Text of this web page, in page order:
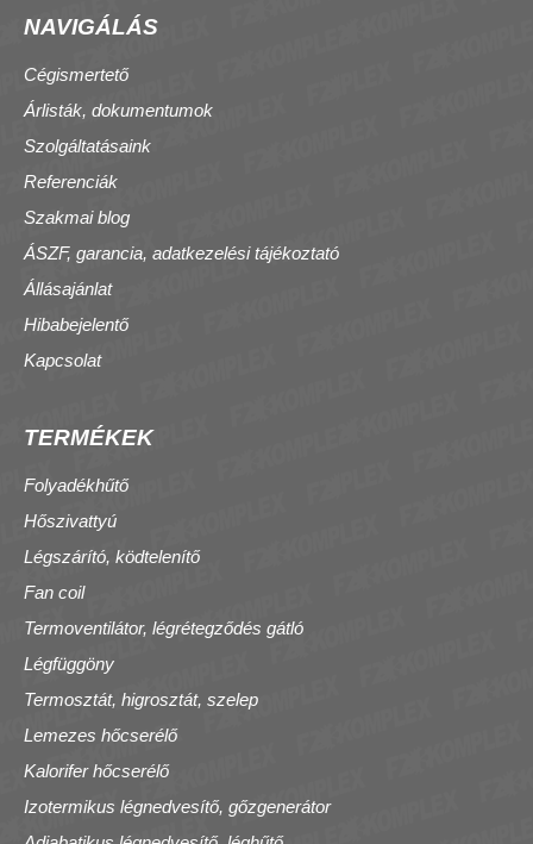
NAVIGÁLÁS
Cégismertető
Árlisták, dokumentumok
Szolgáltatásaink
Referenciák
Szakmai blog
ÁSZF, garancia, adatkezelési tájékoztató
Állásajánlat
Hibabejelentő
Kapcsolat
TERMÉKEK
Folyadékhűtő
Hőszivattyú
Légszárító, ködtelenítő
Fan coil
Termoventilátor, légrétegződés gátló
Légfüggöny
Termosztát, higrosztát, szelep
Lemezes hőcserélő
Kalorifer hőcserélő
Izotermikus légnedvesítő, gőzgenerátor